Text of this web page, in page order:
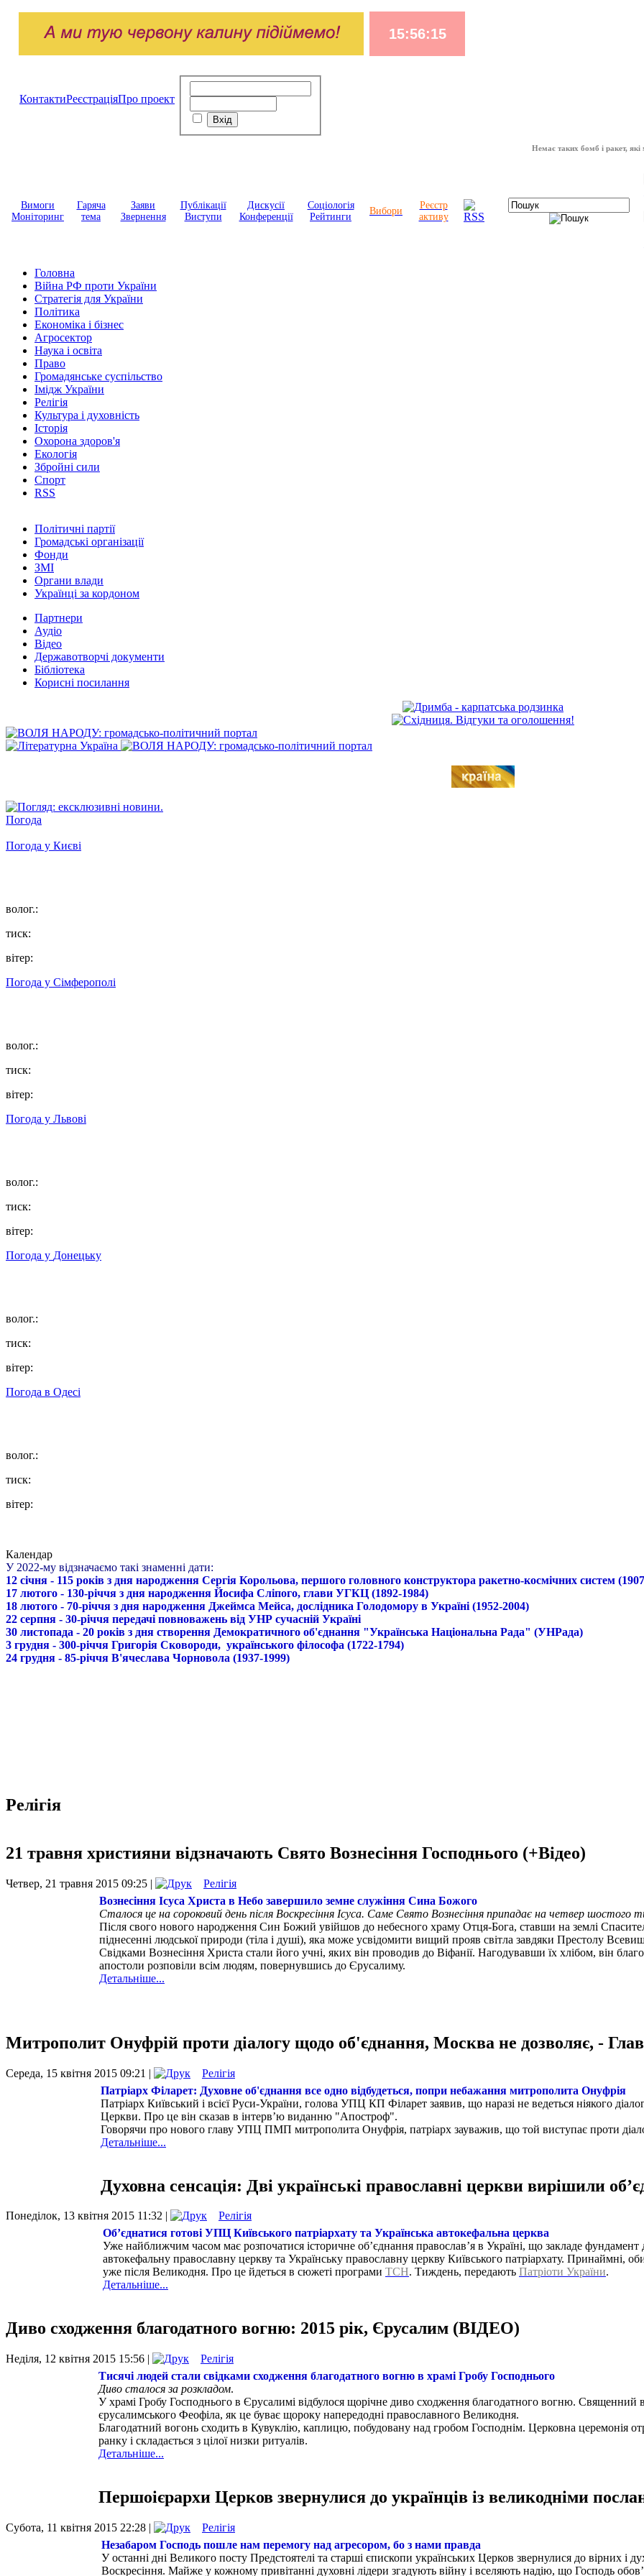
КонтактиРеєстраціяПро проект
Немає таких бомб і ракет, які
Вимоги
Моніторинг
Гаряча
тема
Заяви
Звернення
Публікації
Виступи
Дискусії
Конференції
Соціологія
Рейтинги
Вибори
Реєстр
активу
Головна
Війна РФ проти України
Стратегія для України
Політика
Економіка і бізнес
Агросектор
Наука і освіта
Право
Громадянське суспільство
Імідж України
Релігія
Культура і духовність
Історія
Охорона здоров'я
Екологія
Збройні сили
Спорт
RSS
Політичні партії
Громадські організації
Фонди
ЗМІ
Органи влади
Українці за кордоном
Партнери
Аудіо
Відео
Державотворчі документи
Бібліотека
Корисні посилання
Погода
Погода у Києві
волог.:
тиск:
вітер:
Погода у Сімферополі
волог.:
тиск:
вітер:
Погода у Львові
волог.:
тиск:
вітер:
Погода у Донецьку
волог.:
тиск:
вітер:
Погода в Одесі
волог.:
тиск:
вітер:
Календар
У 2022-му відзначаємо такі знаменні дати:
12 січня - 115 років з дня народження Сергія Корольова, першого головного конструктора ракетно-космічних систем
17 лютого - 130-річчя з дня народження Йосифа Сліпого, глави УГКЦ (1892-1984)
18 лютого - 70-річчя з дня народження Джеймса Мейса, дослідника Голодомору в Україні (1952-2004)
22 серпня - 30-річчя передачі повноважень від УНР сучасній Україні
30 листопада - 20 років з дня створення Демократичного об'єднання "Українська Національна Рада" (УНРада)
3 грудня - 300-річчя Григорія Сковороди, українського філософа (1722-1794)
24 грудня - 85-річчя В'ячеслава Чорновола (1937-1999)
Релігія
21 травня християни відзначають Свято Вознесіння Господнього (+Відео)
Четвер, 21 травня 2015 09:25 |
Релігія
Вознесіння Ісуса Христа в Небо завершило земне служіння Сина Божого
Сталося це на сороковий день після Воскресіння Ісуса. Саме Свято Вознесіння припадає на четвер шостого
Після свого нового народження Син Божий увійшов до небесного храму Отця-Бога, ставши на землі
піднесенні людської природи (тіла і душі), яка може усвідомити вищий прояв світла завдяки Престолу
Свідками Вознесіння Христа стали його учні, яких він проводив до Віфанії. Нагодувавши їх хлібом, він
апостоли розповіли всім людям, повернувшись до Єрусалиму.
Детальніше...
Митрополит Онуфрій проти діалогу щодо об'єднання, Москва не дозволяє, -
Середа, 15 квітня 2015 09:21 |
Релігія
Патріарх Філарет: Духовне об'єднання все одно відбудеться, попри небажання митрополита Онуфрія
Патріарх Київський і всієї Руси-України, голова УПЦ КП Філарет заявив, що наразі не ведеться ніякого
Церкви. Про це він сказав в інтерв’ю виданню "Апостроф".
Говорячи про нового главу УПЦ ПМП митрополита Онуфрія, патріарх зауважив, що той виступає проти
Детальніше...
Духовна сенсація: Дві українські православні церкви вирішили
Понеділок, 13 квітня 2015 11:32 |
Релігія
Об’єднатися готові УПЦ Київського патріархату та Українська автокефальна церква
Уже найближчим часом має розпочатися історичне об’єднання православ’я в Україні, що закладе
автокефальну православну церкву та Українську православну церкву Київського патріархату. Принаймні,
уже після Великодня. Про це йдеться в сюжеті програми ТСН. Тиждень, передають Патріоти України.
Детальніше...
Диво сходження благодатного вогню: 2015 рік, Єрусалим (ВІДЕО)
Неділя, 12 квітня 2015 15:56 |
Релігія
Тисячі людей стали свідками сходження благодатного вогню в храмі Гробу Господнього
Диво сталося за розкладом.
У храмі Гробу Господнього в Єрусалимі відбулося щорічне диво сходження благодатного вогню. Священний
єрусалимського Феофіла, як це буває щороку напередодні православного Великодня.
Благодатний вогонь сходить в Кувуклію, каплицю, побудовану над гробом Господнім. Церковна церемонія
ранку і складається з цілої низки ритуалів.
Детальніше...
Першоієрархи Церков звернулися до українців із великодніми
Субота, 11 квітня 2015 22:28 |
Релігія
Незабаром Господь пошле нам перемогу над агресором, бо з нами правда
У останні дні Великого посту Предстоятелі та старші єпископи українських Церков звернулися до вірних і
Воскресіння. Майже у кожному привітанні духовні лідери згадують війну і вселяють надію, що Господь